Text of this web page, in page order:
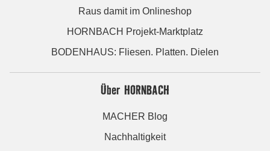
Raus damit im Onlineshop
HORNBACH Projekt-Marktplatz
BODENHAUS: Fliesen. Platten. Dielen
Über HORNBACH
MACHER Blog
Nachhaltigkeit